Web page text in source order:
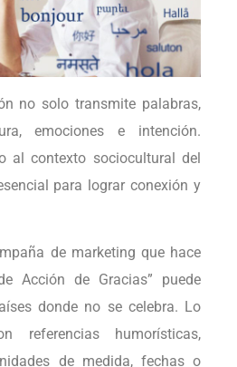
no solo transmite palabras,
emociones e intención.
al contexto sociocultural del
para lograr conexión y
de marketing que hace
Acción de Gracias” puede
donde no se celebra. Lo
referencias humorísticas,
de medida, fechas o